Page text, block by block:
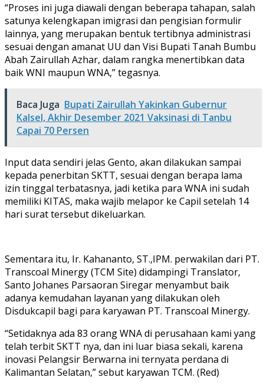
“Proses ini juga diawali dengan beberapa tahapan, salah
satunya kelengkapan imigrasi dan pengisian formulir
lainnya, yang merupakan bentuk tertibnya administrasi
sesuai dengan amanat UU dan Visi Bupati Tanah Bumbu
Abah Zairullah Azhar, dalam rangka menertibkan data
baik WNI maupun WNA,” tegasnya.
Baca Juga Bupati Zairullah Yakinkan Gubernur
Kalsel, Akhir Desember 2021 Vaksinasi di Tanbu
Capai 70 Persen
Input data sendiri jelas Gento, akan dilakukan sampai
kepada penerbitan SKTT, sesuai dengan berapa lama
izin tinggal terbatasnya, jadi ketika para WNA ini sudah
memiliki KITAS, maka wajib melapor ke Capil setelah 14
hari surat tersebut dikeluarkan.
Sementara itu, Ir. Kahananto, ST.,IPM. perwakilan dari PT.
Transcoal Minergy (TCM Site) didampingi Translator,
Santo Johanes Parsaoran Siregar menyambut baik
adanya kemudahan layanan yang dilakukan oleh
Disdukcapil bagi para karyawan PT. Transcoal Minergy.
“Setidaknya ada 83 orang WNA di perusahaan kami yang
telah terbit SKTT nya, dan ini luar biasa sekali, karena
inovasi Pelangsir Berwarna ini ternyata perdana di
Kalimantan Selatan,” sebut karyawan TCM. (Red)